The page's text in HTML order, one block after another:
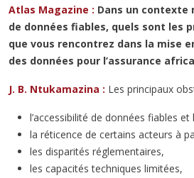
Atlas Magazine : Dans un contexte
de données fiables, quels sont les
que vous rencontrez dans la mise
des données pour l’assurance
J. B. Ntukamazina : Les principaux
l’accessibilité de données fiables
la réticence de certains acteurs à
les disparités réglementaires,
les capacités techniques limitées,